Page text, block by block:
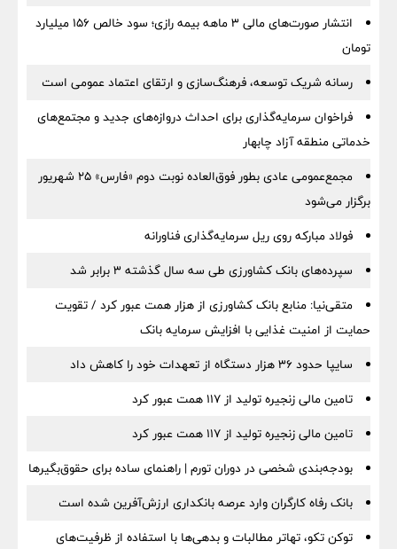
انتشار صورت‌های مالی ۳ ماهه بیمه رازی؛ سود خالص ۱۵۶ میلیارد
تومان
رسانه شریک توسعه، فرهنگ‌سازی و ارتقای اعتماد عمومی است
فراخوان سرمایه‌گذاری برای احداث دروازه‌های جدید و مجتمع‌های
خدماتی منطقه آزاد چابهار
مجمع‌عمومی عادی بطور فوق‌العاده نوبت دوم «فارس» ۲۵ شهریور
برگزار می‌شود
فولاد مبارکه روی ریل سرمایه‌گذاری فناورانه
سپرده‌های بانک کشاورزی طی سه سال گذشته ۳ برابر شد
متقی‌نیا: منابع بانک کشاورزی از هزار همت عبور کرد / تقویت
حمایت از امنیت غذایی با افزایش سرمایه بانک
سایپا حدود ۳۶ هزار دستگاه از تعهدات خود را کاهش داد
تامین مالی زنجیره تولید از 117 همت عبور کرد
تامین مالی زنجیره تولید از 117 همت عبور کرد
بودجه‌بندی شخصی در دوران تورم | راهنمای ساده برای حقوق‌بگیرها
بانک رفاه کارگران وارد عرصه بانکداری ارزش‌آفرین شده است
توکن تکو، تهاتر مطالبات و بدهی‌ها با استفاده از ظرفیت‌های